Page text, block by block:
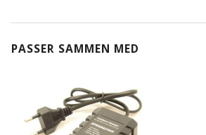
PASSER SAMMEN MED